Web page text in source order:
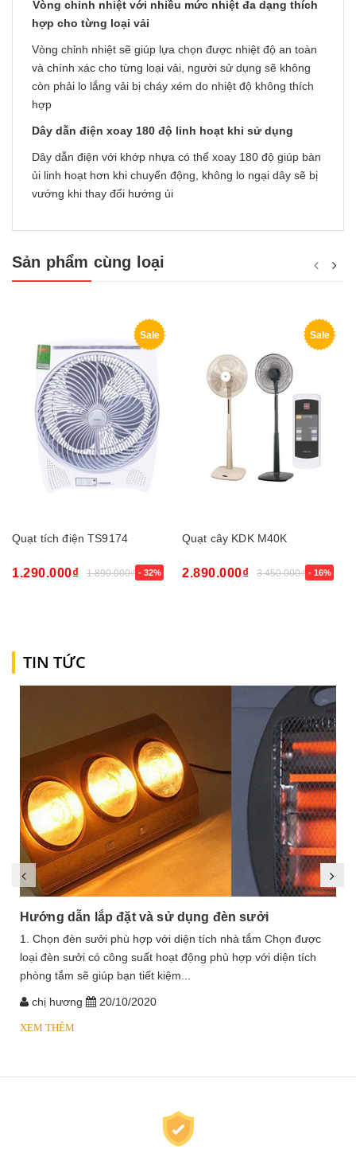
Vòng chỉnh nhiệt với nhiều mức nhiệt đa dạng thích
hợp cho từng loại vải
Vòng chỉnh nhiệt sẽ giúp lựa chọn được nhiệt độ an toàn
và chính xác cho từng loại vải, người sử dụng sẽ không
còn phải lo lắng vải bị cháy xém do nhiệt độ không thích
hợp
Dây dẫn điện xoay 180 độ linh hoạt khi sử dụng
Dây dẫn điện với khớp nhựa có thể xoay 180 độ giúp bàn
ủi linh hoạt hơn khi chuyển động, không lo ngại dây sẽ bị
vướng khi thay đổi hướng ủi
Sản phẩm cùng loại
Sale
Quạt tích điện TS9174
1.290.000₫ 1.890.000₫ - 32%
Sale
Quạt cây KDK M40K
2.890.000₫ 3.450.000₫ - 16%
TIN TỨC
Hướng dẫn lắp đặt và sử dụng đèn sưởi
1. Chọn đèn sưởi phù hợp với diện tích nhà tắm Chọn được
loại đèn sưởi có công suất hoạt động phù hợp với diện tích
phòng tắm sẽ giúp bạn tiết kiệm...
chị hương 20/10/2020
XEM THÊM